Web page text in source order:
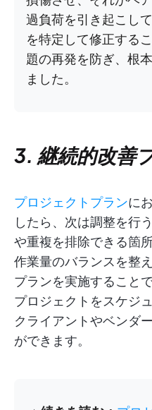
過負荷を引き起こし
を特定して修正する
題の再発を防ぎ、根
ました。
3. 継続的改善
プロジェクトプランに
したら、次は調整を行
や重複を排除できる箇
作業量のバランスを整
プランを実施すること
プロジェクトをスケジ
クライアントやベンダ
ができます。